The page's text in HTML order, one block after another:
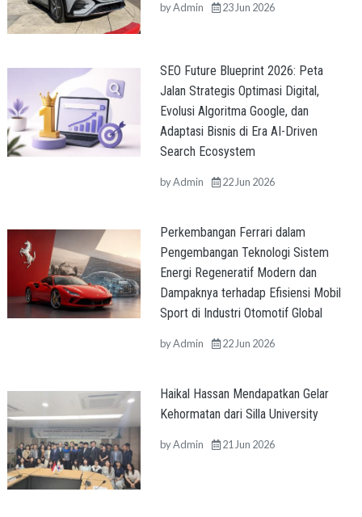
byAdmin 23 Jun 2026
SEO Future Blueprint 2026: Peta
Jalan Strategis Optimasi Digital,
Evolusi Algoritma Google, dan
Adaptasi Bisnis di Era AI-Driven
Search Ecosystem
byAdmin 22 Jun 2026
Perkembangan Ferrari dalam
Pengembangan Teknologi Sistem
Energi Regeneratif Modern dan
Dampaknya terhadap Efisiensi Mobil
Sport di Industri Otomotif Global
byAdmin 22 Jun 2026
Haikal Hassan Mendapatkan Gelar
Kehormatan dari Silla University
byAdmin 21 Jun 2026